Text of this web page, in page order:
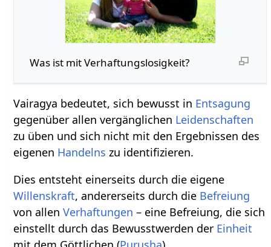
Was ist mit Verhaftungslosigkeit?
Vairagya bedeutet, sich bewusst in Entsagung
gegenüber allen vergänglichen Leidenschaften
zu üben und sich nicht mit den Ergebnissen des
eigenen Handelns zu identifizieren.
Dies entsteht einerseits durch die eigene
Willenskraft, andererseits durch die Befreiung
von allenVerhaftungen – eine Befreiung, die sich
einstellt durch das Bewusstwerden der Einheit